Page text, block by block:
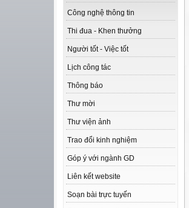
Công nghệ thông tin
Thi đua - Khen thưởng
Người tốt - Việc tốt
Lịch công tác
Thông báo
Thư mời
Thư viện ảnh
Trao đổi kinh nghiệm
Góp ý với ngành GD
Liên kết website
Soạn bài trực tuyến